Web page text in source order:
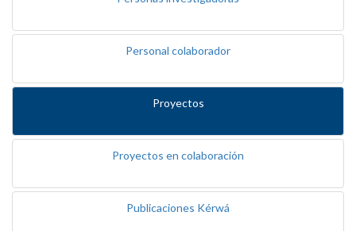
Personal colaborador
Proyectos
Proyectos en colaboración
Publicaciones Kérwá